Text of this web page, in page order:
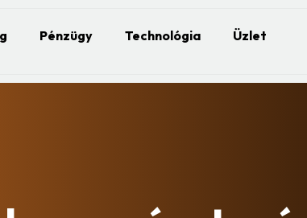
Pénzügy Technológia Üzlet